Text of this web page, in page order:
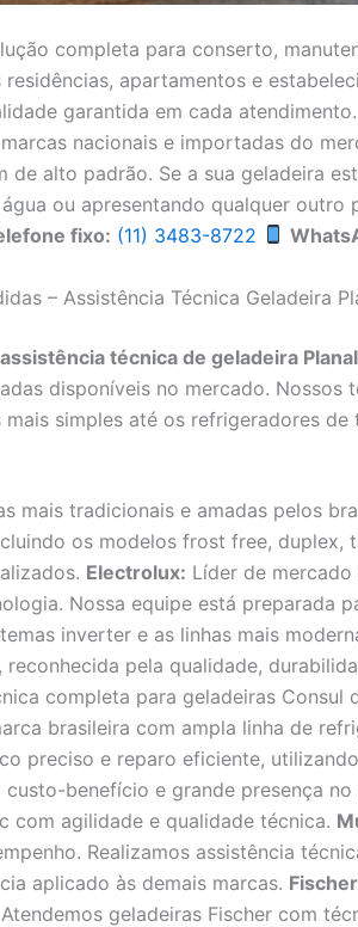
completa para conserto,
apartamentos e
garantida em cada
nacionais e importadas do
de alto padrão. Se a sua geladeira
ou apresentando qualquer outro
fixo: (11) 3483-8722
– Assistência Técnica Geladeira
assistência técnica de geladeira
disponíveis no mercado. Nossos
simples até os refrigeradores de
mais tradicionais e amadas pelos
os modelos frost free, duplex,
Electrolux: Líder de
Nossa equipe está preparada
inverter e as linhas mais
pela qualidade,
completa para geladeiras Consul
brasileira com ampla linha de
preciso e reparo eficiente,
benefício e grande presença
com agilidade e qualidade técnica.
Realizamos assistência
aplicado às demais marcas.
geladeiras Fischer com